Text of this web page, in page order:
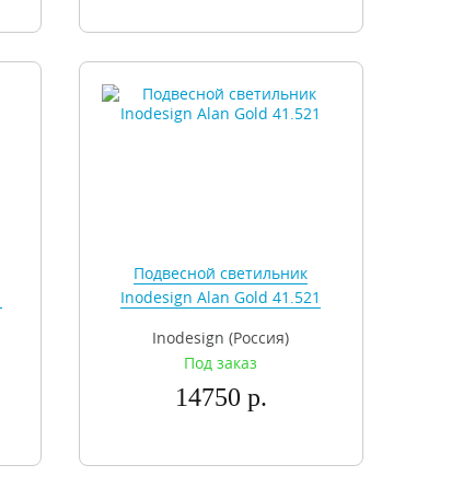
Подвесной светильник
Inodesign Alan Gold 41.521
Inodesign (Россия)
Под заказ
14750 р.